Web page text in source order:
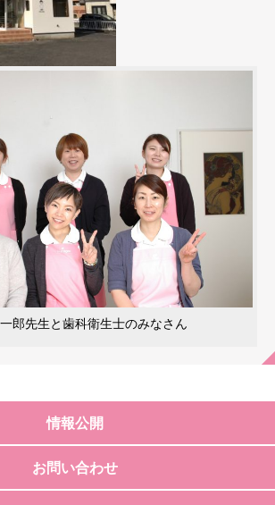
郎先生と歯科衛生士のみなさん
情報公開
お問い合わせ